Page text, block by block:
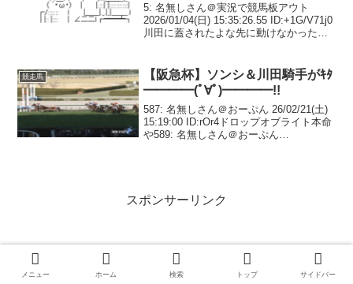
5: 名無しさん＠実況で競馬板アウト
2026/01/04(日) 15:35:26.55 ID:+1G/V71j0
川田に蓋されたよな先に動けなかったか
競走馬
【阪急杯】ソンシ＆川田騎手がｷﾀ
━━━━(ﾟ∀ﾟ)━━━━!!
587: 名無しさん＠おーぷん 26/02/21(土)
15:19:00 ID:rOr4ドロップオブライト本命
や589: 名無しさん＠おーぷん
スポンサーリンク
メニュー ホーム 検索 トップ サイドバー